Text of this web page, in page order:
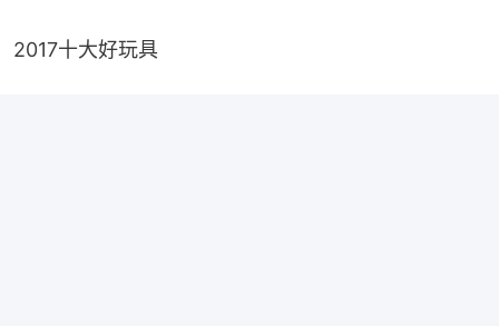
2017十大好玩具